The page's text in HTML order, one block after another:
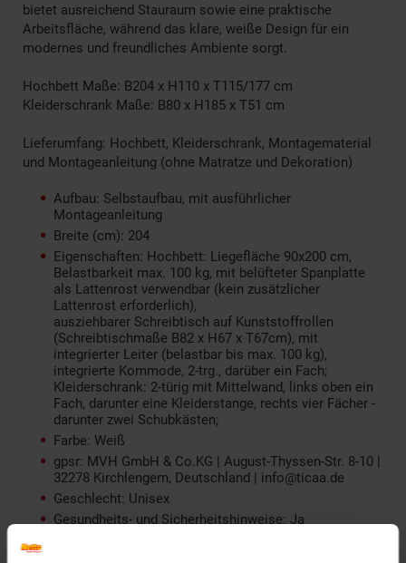
bietet ausreichend Stauraum sowie eine praktische
Arbeitsfläche, während das klare, weiße Design für ein
modernes und freundliches Ambiente sorgt.
Hochbett Maße: B204 x H110 x T115/177 cm
Kleiderschrank Maße: B80 x H185 x T51 cm
Lieferumfang: Hochbett, Kleiderschrank, Montagematerial
und Montageanleitung (ohne Matratze und Dekoration)
Aufbau: Selbstaufbau, mit ausführlicher
Montageanleitung
Breite (cm): 204
Eigenschaften: Hochbett: Liegefläche 90x200 cm,
Belastbarkeit max. 100 kg, mit belüfteter Spanplatte
als Lattenrost verwendbar (kein zusätzlicher
Lattenrost erforderlich),
ausziehbarer Schreibtisch auf Kunststoffrollen
(Schreibtischmaße B82 x H67 x T67cm), mit
integrierter Leiter (belastbar bis max. 100 kg),
integrierte Kommode, 2-trg., darüber ein Fach;
Kleiderschrank: 2-türig mit Mittelwand, links oben ein
Fach, darunter eine Kleiderstange, rechts vier Fächer -
darunter zwei Schubkästen;
Farbe: Weiß
gpsr: MVH GmbH & Co.KG | August-Thyssen-Str. 8-10 |
32278 Kirchlengern, Deutschland | info@ticaa.de
Geschlecht: Unisex
Gesundheits- und Sicherheitshinweise: Ja